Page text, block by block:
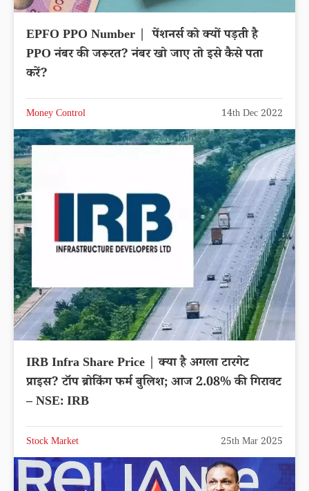
EPFO PPO Number | पेंशनर्स को क्‍यों पड़ती है
PPO नंबर की जरूरत? नंबर खो जाए तो इसे कैसे पता
करें?
Money Control 14th Dec 2022
IRB Infra Share Price | क्या है अगला टारगेट
प्राइस? टॉप ब्रोकिंग फर्म बुलिश; आज 2.08% की गिरावट
– NSE: IRB
Stock Market 25th Mar 2025